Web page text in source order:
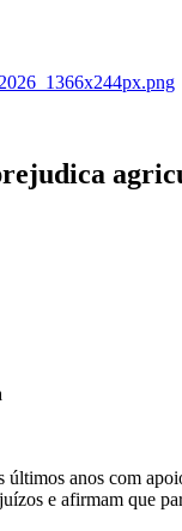
anos com
e afirmam que